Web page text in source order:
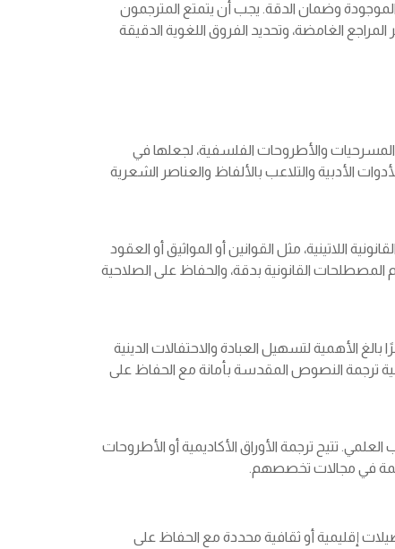
الموجودة وضمان الدقة. يجب أن يتمتع المترجمون
الغامضة، وتحديد الفروق اللغوية الدقيقة
والمسرحيات والأطروحات الفلسفية، لجعلها في
الأدبية والتلاعب بالألفاظ والعناصر الشعرية
اللاتينية، مثل القوانين أو المواثيق أو العقود
القانونية بدقة، والحفاظ على الصلاحية
بالغ الأهمية لتسهيل العبادة والاحتفالات الدينية
ترجمة النصوص المقدسة بأمانة مع الحفاظ على
تتيح ترجمة الأوراق الأكاديمية أو الأطروحات
في مجالات تخصصهم.
إقليمية أو ثقافية محددة مع الحفاظ على